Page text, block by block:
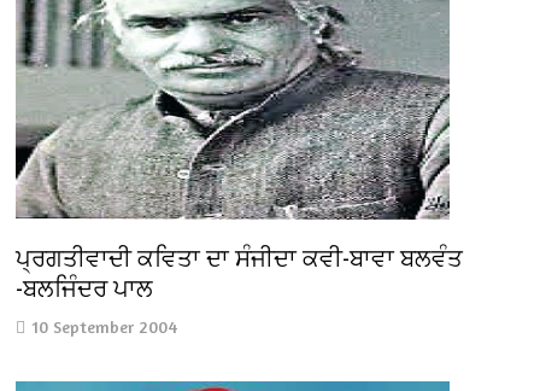
ਪ੍ਰਗਤੀਵਾਦੀ ਕਵਿਤਾ ਦਾ ਸੰਜੀਦਾ ਕਵੀ-ਬਾਵਾ ਬਲਵੰਤ
-ਬਲਜਿੰਦਰ ਪਾਲ
10 September 2004